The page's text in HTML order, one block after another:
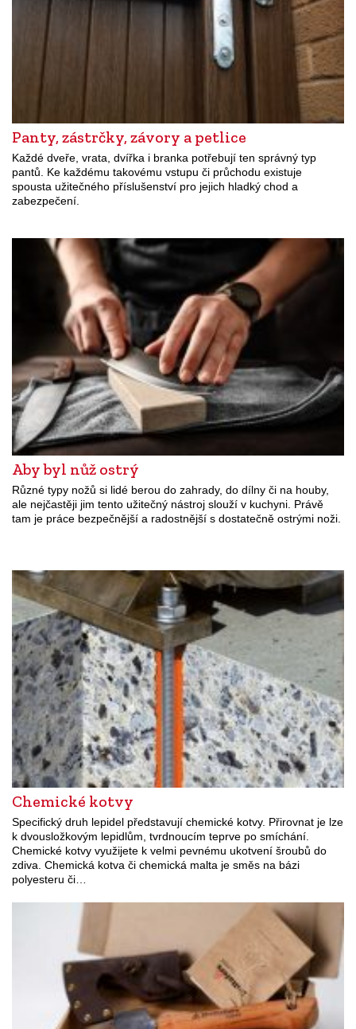
Panty, zástrčky, závory a petlice
Každé dveře, vrata, dvířka i branka potřebují ten správný typ
pantů. Ke každému takovému vstupu či průchodu existuje
spousta užitečného příslušenství pro jejich hladký chod a
zabezpečení.
Aby byl nůž ostrý
Různé typy nožů si lidé berou do zahrady, do dílny či na houby,
ale nejčastěji jim tento užitečný nástroj slouží v kuchyni. Právě
tam je práce bezpečnější a radostnější s dostatečně ostrými noži.
Chemické kotvy
Specifický druh lepidel představují chemické kotvy. Přirovnat je lze
k dvousložkovým lepidlům, tvrdnoucím teprve po smíchání.
Chemické kotvy využijete k velmi pevnému ukotvení šroubů do
zdiva. Chemická kotva či chemická malta je směs na bázi
polyesteru či…